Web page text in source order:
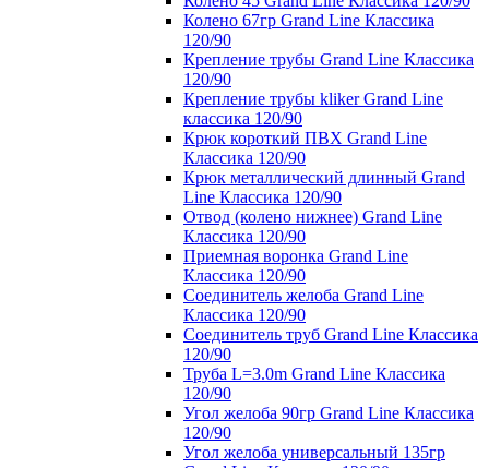
Колено 67гр Grand Line Классика
120/90
Крепление трубы Grand Line Классика
120/90
Крепление трубы kliker Grand Line
классика 120/90
Крюк короткий ПВХ Grand Line
Классика 120/90
Крюк металлический длинный Grand
Line Классика 120/90
Отвод (колено нижнее) Grand Line
Классика 120/90
Приемная воронка Grand Line
Классика 120/90
Соединитель желоба Grand Line
Классика 120/90
Соединитель труб Grand Line Классика
120/90
Труба L=3.0m Grand Line Классика
120/90
Угол желоба 90гр Grand Line Классика
120/90
Угол желоба универсальный 135гр